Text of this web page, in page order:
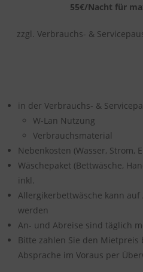
55€/Nacht für
zzgl. Verbrauchs- &
in der Verbrauchs- &
W-Lan Nutzung
Verbrauchsmaterial
Nebenkosten (Wasser, Strom,
Wäschepaket (Bettwäsche,
inkl.
Allergikerbettwäsche kann
werden
An- und Abreise sind täglich
Bitte zahlen Sie den
Absprache im Voraus per